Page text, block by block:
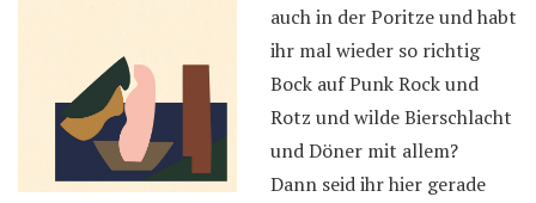
auch in der Poritze und habt
ihr mal wieder so richtig
Bock auf Punk Rock und
Rotz und wilde Bierschlacht
und Döner mit allem?
Dann seid ihr hier gerade